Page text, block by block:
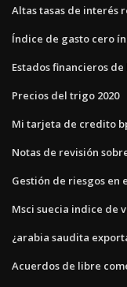
Altas tasas de interés
Índice de gasto cero
Estados financieros de
Precios del trigo 2020
Mi tarjeta de credito
Notas de revisión
Gestión de riesgos en
Msci suecia indice de
¿arabia saudita
Acuerdos de libre